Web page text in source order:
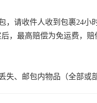
请收件人收到包裹24
，最高赔偿为免运费，
、邮包内物品（全部或